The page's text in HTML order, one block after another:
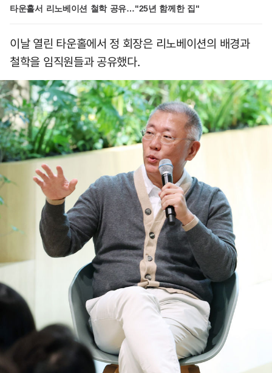
타운홀서 리노베이션 철학 공유…"25년 함께한 집"
이날 열린 타운홀에서 정 회장은 리노베이션의 배경과
철학을 임직원들과 공유했다.